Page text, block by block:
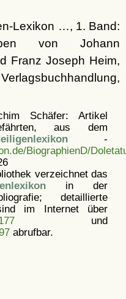
Lexikon …, 1. Band:
von Johann
Franz Joseph Heim,
Schäfer: Artikel
aus dem
-
BiographienD/
verzeichnet das
in der
detaillierte
im Internet über
und
abrufbar.